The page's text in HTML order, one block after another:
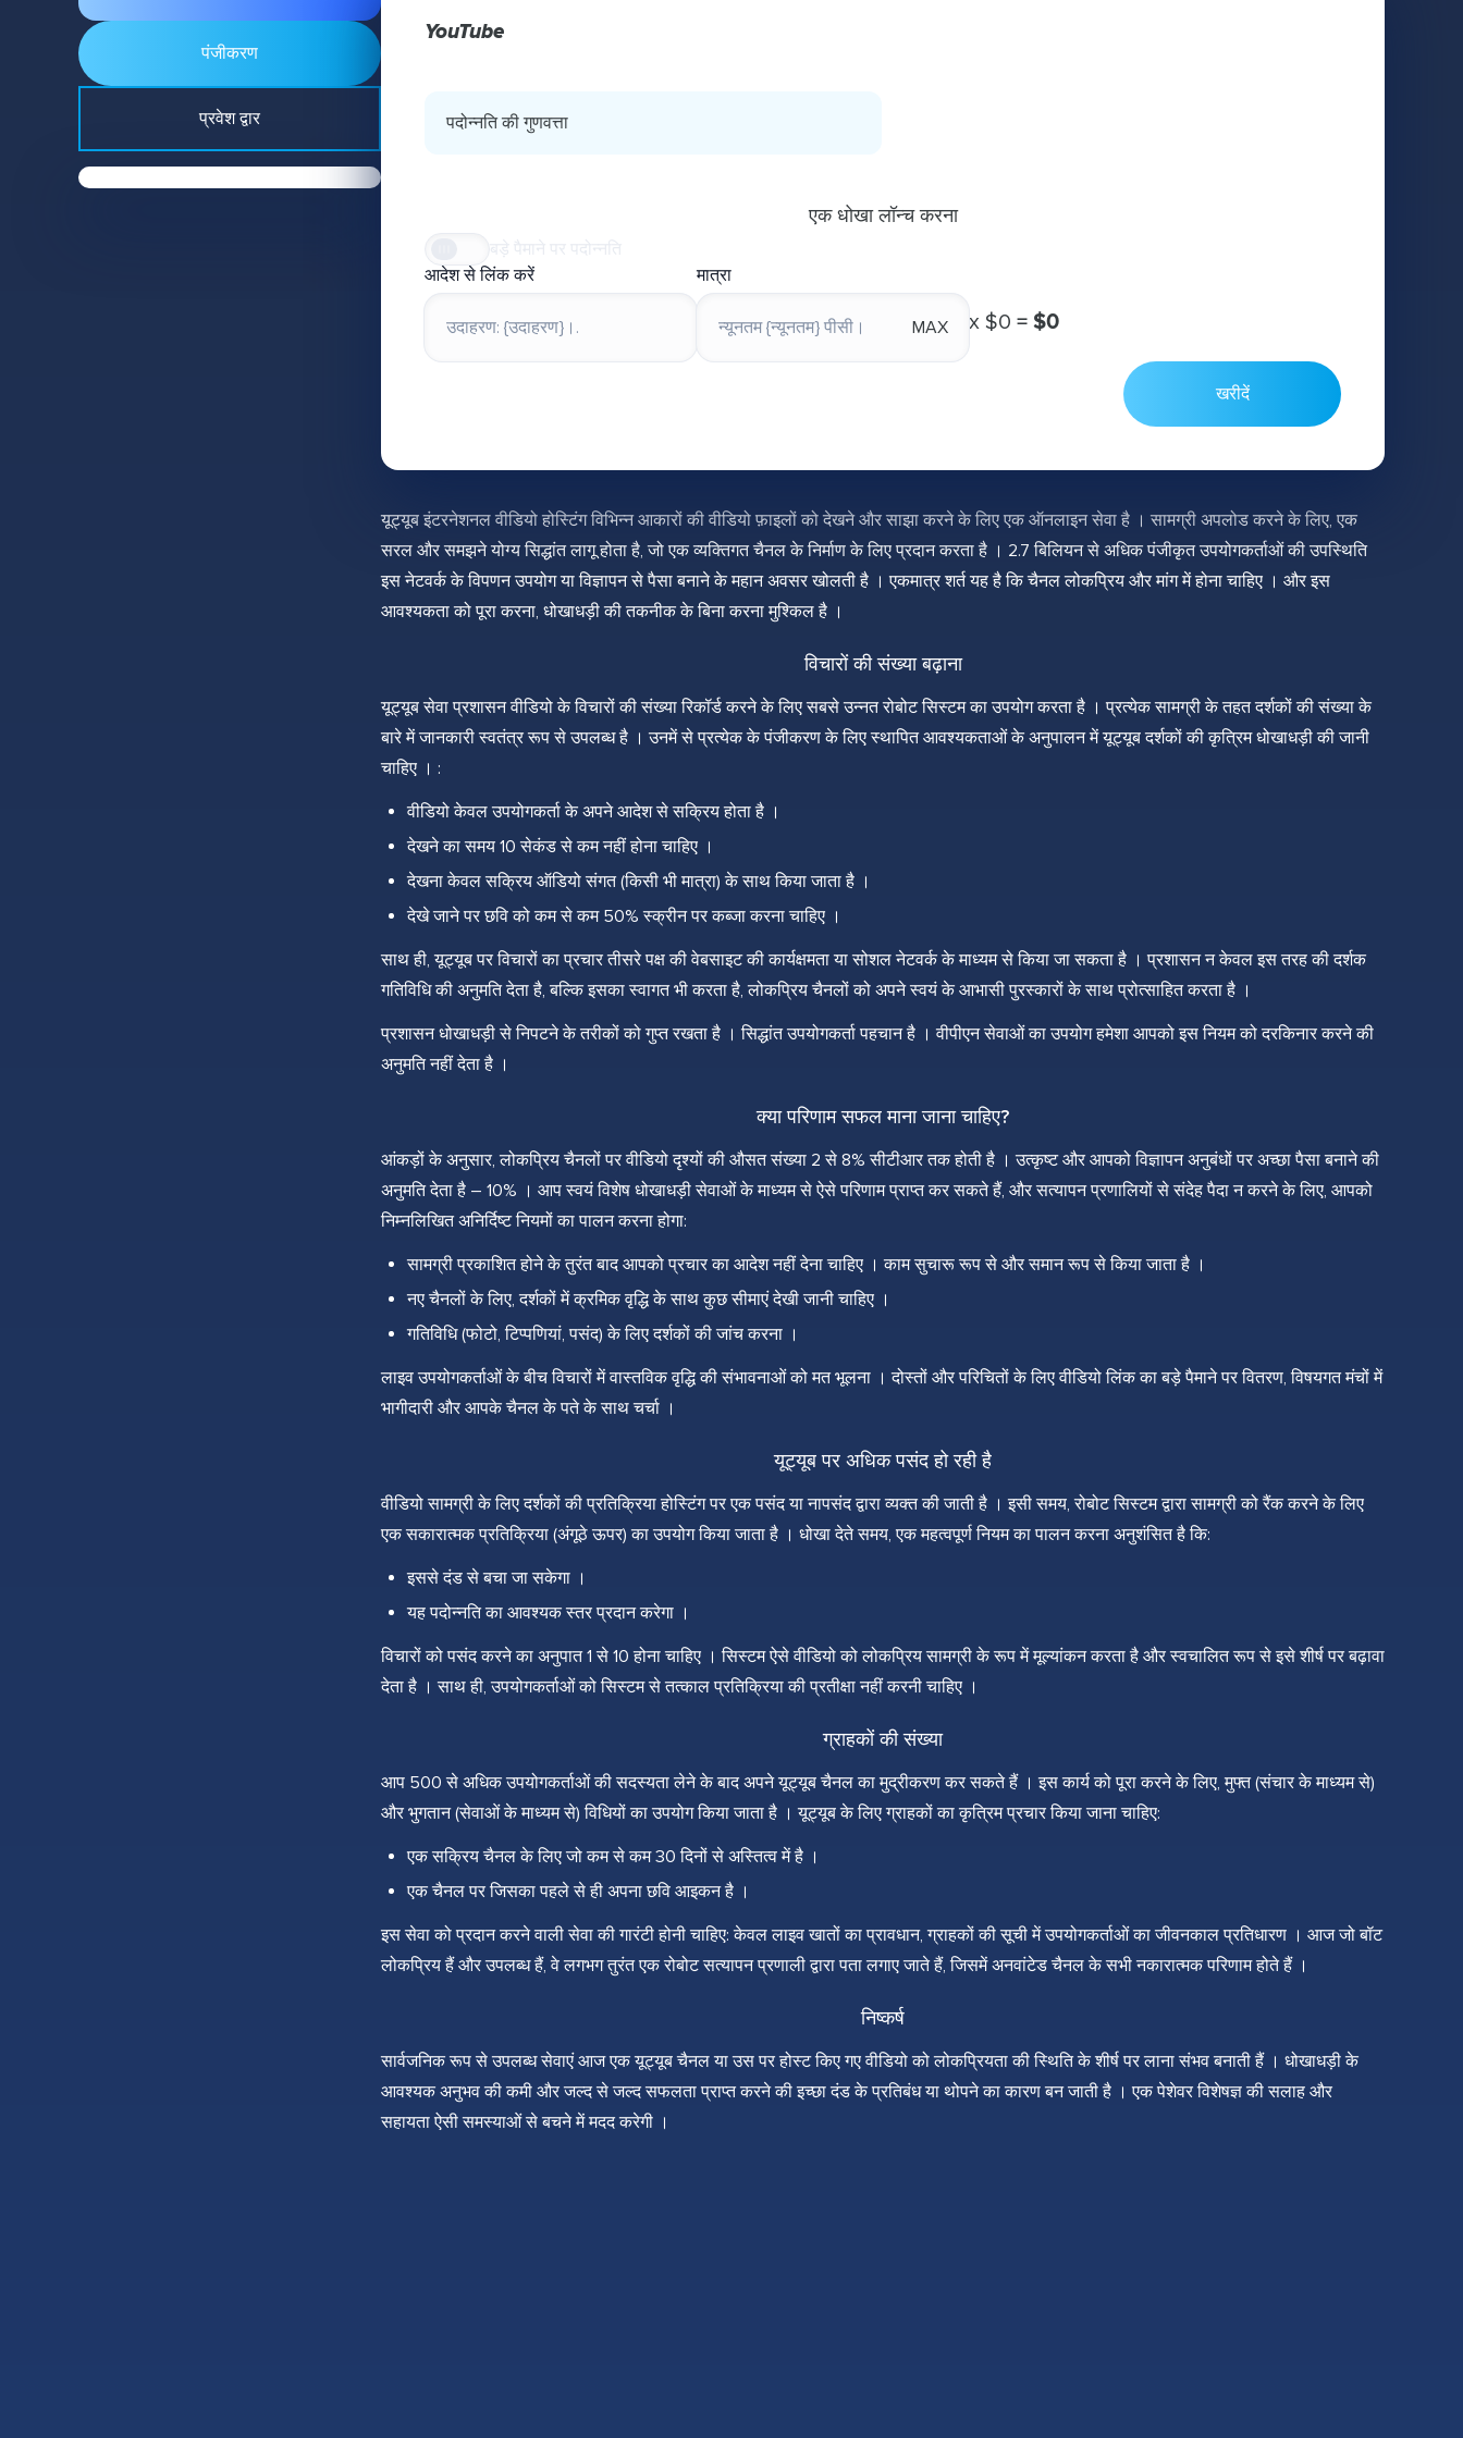
पंजीकरण
प्रवेश द्वार
YouTube
पदोन्नति की गुणवत्ता
एक धोखा लॉन्च करना
आदेश से लिंक करें
मात्रा
MAX х $0 = $0
खरीदें
यूट्यूब इंटरनेशनल वीडियो होस्टिंग विभिन्न आकारों की वीडियो फ़ाइलों को देखने और साझा करने के लिए एक ऑनलाइन सेवा है । सामग्री अपलोड करने के लिए, एक
सरल और समझने योग्य सिद्धांत लागू होता है, जो एक व्यक्तिगत चैनल के निर्माण के लिए प्रदान करता है । 2.7 बिलियन से अधिक पंजीकृत उपयोगकर्ताओं की उपस्थिति
इस नेटवर्क के विपणन उपयोग या विज्ञापन से पैसा बनाने के महान अवसर खोलती है । एकमात्र शर्त यह है कि चैनल लोकप्रिय और मांग में होना चाहिए । और इस
आवश्यकता को पूरा करना, धोखाधड़ी की तकनीक के बिना करना मुश्किल है ।
विचारों की संख्या बढ़ाना
यूट्यूब सेवा प्रशासन वीडियो के विचारों की संख्या रिकॉर्ड करने के लिए सबसे उन्नत रोबोट सिस्टम का उपयोग करता है । प्रत्येक सामग्री के तहत दर्शकों की संख्या के
बारे में जानकारी स्वतंत्र रूप से उपलब्ध है । उनमें से प्रत्येक के पंजीकरण के लिए स्थापित आवश्यकताओं के अनुपालन में यूट्यूब दर्शकों की कृत्रिम धोखाधड़ी की जानी
चाहिए । :
वीडियो केवल उपयोगकर्ता के अपने आदेश से सक्रिय होता है ।
देखने का समय 10 सेकंड से कम नहीं होना चाहिए ।
देखना केवल सक्रिय ऑडियो संगत (किसी भी मात्रा) के साथ किया जाता है ।
देखे जाने पर छवि को कम से कम 50% स्क्रीन पर कब्जा करना चाहिए ।
साथ ही, यूट्यूब पर विचारों का प्रचार तीसरे पक्ष की वेबसाइट की कार्यक्षमता या सोशल नेटवर्क के माध्यम से किया जा सकता है । प्रशासन न केवल इस तरह की दर्शक
गतिविधि की अनुमति देता है, बल्कि इसका स्वागत भी करता है, लोकप्रिय चैनलों को अपने स्वयं के आभासी पुरस्कारों के साथ प्रोत्साहित करता है ।
प्रशासन धोखाधड़ी से निपटने के तरीकों को गुप्त रखता है । सिद्धांत उपयोगकर्ता पहचान है । वीपीएन सेवाओं का उपयोग हमेशा आपको इस नियम को दरकिनार करने की
अनुमति नहीं देता है ।
क्या परिणाम सफल माना जाना चाहिए?
आंकड़ों के अनुसार, लोकप्रिय चैनलों पर वीडियो दृश्यों की औसत संख्या 2 से 8% सीटीआर तक होती है । उत्कृष्ट और आपको विज्ञापन अनुबंधों पर अच्छा पैसा बनाने की
अनुमति देता है – 10% । आप स्वयं विशेष धोखाधड़ी सेवाओं के माध्यम से ऐसे परिणाम प्राप्त कर सकते हैं, और सत्यापन प्रणालियों से संदेह पैदा न करने के लिए, आपको
निम्नलिखित अनिर्दिष्ट नियमों का पालन करना होगा:
सामग्री प्रकाशित होने के तुरंत बाद आपको प्रचार का आदेश नहीं देना चाहिए । काम सुचारू रूप से और समान रूप से किया जाता है ।
नए चैनलों के लिए, दर्शकों में क्रमिक वृद्धि के साथ कुछ सीमाएं देखी जानी चाहिए ।
गतिविधि (फोटो, टिप्पणियां, पसंद) के लिए दर्शकों की जांच करना ।
लाइव उपयोगकर्ताओं के बीच विचारों में वास्तविक वृद्धि की संभावनाओं को मत भूलना । दोस्तों और परिचितों के लिए वीडियो लिंक का बड़े पैमाने पर वितरण, विषयगत मंचों में
भागीदारी और आपके चैनल के पते के साथ चर्चा ।
यूट्यूब पर अधिक पसंद हो रही है
वीडियो सामग्री के लिए दर्शकों की प्रतिक्रिया होस्टिंग पर एक पसंद या नापसंद द्वारा व्यक्त की जाती है । इसी समय, रोबोट सिस्टम द्वारा सामग्री को रैंक करने के लिए
एक सकारात्मक प्रतिक्रिया (अंगूठे ऊपर) का उपयोग किया जाता है । धोखा देते समय, एक महत्वपूर्ण नियम का पालन करना अनुशंसित है कि:
इससे दंड से बचा जा सकेगा ।
यह पदोन्नति का आवश्यक स्तर प्रदान करेगा ।
विचारों को पसंद करने का अनुपात 1 से 10 होना चाहिए । सिस्टम ऐसे वीडियो को लोकप्रिय सामग्री के रूप में मूल्यांकन करता है और स्वचालित रूप से इसे शीर्ष पर बढ़ावा
देता है । साथ ही, उपयोगकर्ताओं को सिस्टम से तत्काल प्रतिक्रिया की प्रतीक्षा नहीं करनी चाहिए ।
ग्राहकों की संख्या
आप 500 से अधिक उपयोगकर्ताओं की सदस्यता लेने के बाद अपने यूट्यूब चैनल का मुद्रीकरण कर सकते हैं । इस कार्य को पूरा करने के लिए, मुफ्त (संचार के माध्यम से)
और भुगतान (सेवाओं के माध्यम से) विधियों का उपयोग किया जाता है । यूट्यूब के लिए ग्राहकों का कृत्रिम प्रचार किया जाना चाहिए:
एक सक्रिय चैनल के लिए जो कम से कम 30 दिनों से अस्तित्व में है ।
एक चैनल पर जिसका पहले से ही अपना छवि आइकन है ।
इस सेवा को प्रदान करने वाली सेवा की गारंटी होनी चाहिए: केवल लाइव खातों का प्रावधान, ग्राहकों की सूची में उपयोगकर्ताओं का जीवनकाल प्रतिधारण । आज जो बॉट
लोकप्रिय हैं और उपलब्ध हैं, वे लगभग तुरंत एक रोबोट सत्यापन प्रणाली द्वारा पता लगाए जाते हैं, जिसमें अनवांटेड चैनल के सभी नकारात्मक परिणाम होते हैं ।
निष्कर्ष
सार्वजनिक रूप से उपलब्ध सेवाएं आज एक यूट्यूब चैनल या उस पर होस्ट किए गए वीडियो को लोकप्रियता की स्थिति के शीर्ष पर लाना संभव बनाती हैं । धोखाधड़ी के
आवश्यक अनुभव की कमी और जल्द से जल्द सफलता प्राप्त करने की इच्छा दंड के प्रतिबंध या थोपने का कारण बन जाती है । एक पेशेवर विशेषज्ञ की सलाह और
सहायता ऐसी समस्याओं से बचने में मदद करेगी ।